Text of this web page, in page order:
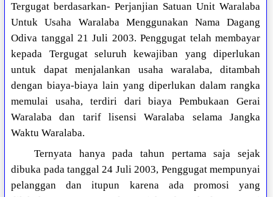
Tergugat berdasarkan- Perjanjian Satuan Unit Waralaba
Untuk Usaha Waralaba Menggunakan Nama Dagang
Odiva tanggal 21 Juli 2003. Penggugat telah membayar
kepada Tergugat seluruh kewajiban yang diperlukan
untuk dapat menjalankan usaha waralaba, ditambah
dengan biaya-biaya lain yang diperlukan dalam rangka
memulai usaha, terdiri dari biaya Pembukaan Gerai
Waralaba dan tarif lisensi Waralaba selama Jangka
Waktu Waralaba.
Ternyata hanya pada tahun pertama saja sejak
dibuka pada tanggal 24 Juli 2003, Penggugat mempunyai
pelanggan dan itupun karena ada promosi yang